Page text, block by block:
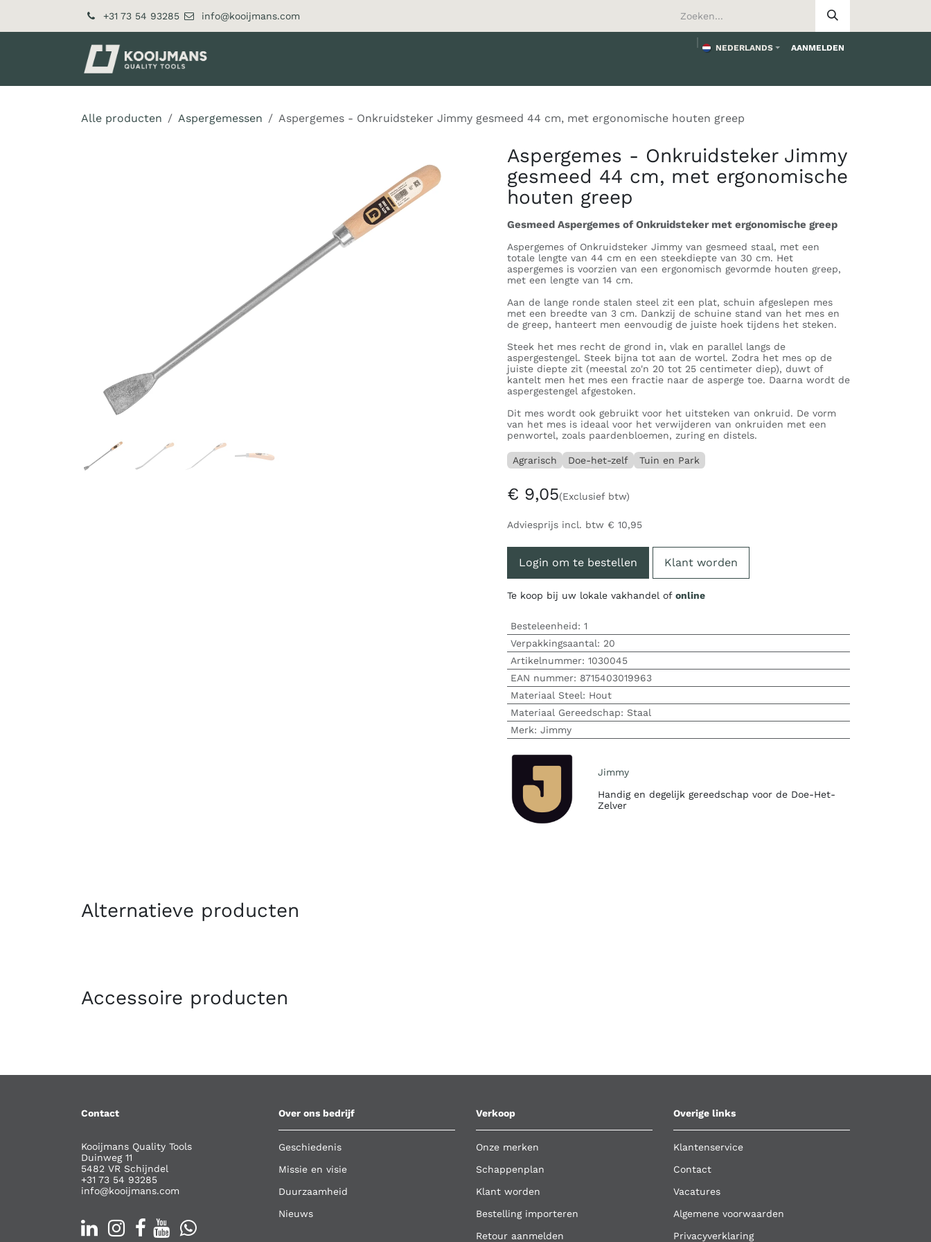
+31 73 54 93285 info@kooijmans.com
NEDERLANDS AANMELDEN
Alle producten Aspergemessen Aspergemes - Onkruidsteker Jimmy gesmeed 44 cm, met ergonomische houten greep
Aspergemes - Onkruidsteker Jimmy
gesmeed 44 cm, met ergonomische
houten greep
Gesmeed Aspergemes of Onkruidsteker met ergonomische greep
Aspergemes of Onkruidsteker Jimmy van gesmeed staal, met een
totale lengte van 44 cm en een steekdiepte van 30 cm. Het
aspergemes is voorzien van een ergonomisch gevormde houten greep,
met een lengte van 14 cm.
Aan de lange ronde stalen steel zit een plat, schuin afgeslepen mes
met een breedte van 3 cm. Dankzij de schuine stand van het mes en
de greep, hanteert men eenvoudig de juiste hoek tijdens het steken.
Steek het mes recht de grond in, vlak en parallel langs de
aspergestengel. Steek bijna tot aan de wortel. Zodra het mes op de
juiste diepte zit (meestal zo'n 20 tot 25 centimeter diep), duwt of
kantelt men het mes een fractie naar de asperge toe. Daarna wordt de
aspergestengel afgestoken.
Dit mes wordt ook gebruikt voor het uitsteken van onkruid. De vorm
van het mes is ideaal voor het verwijderen van onkruiden met een
penwortel, zoals paardenbloemen, zuring en distels.
Agrarisch Doe-het-zelf Tuin en Park
€ 9,05(Exclusief btw)
Adviesprijs incl. btw € 10,95
Login om te bestellen Klant worden
Te koop bij uw lokale vakhandel of online
Besteleenheid: 1
Verpakkingsaantal: 20
Artikelnummer: 1030045
EAN nummer: 8715403019963
Materiaal Steel: Hout
Materiaal Gereedschap: Staal
Merk: Jimmy
Jimmy
Handig en degelijk gereedschap voor de Doe-Het-
Zelver
Alternatieve producten
Accessoire producten
Contact
Kooijmans Quality Tools
Duinweg 11
5482 VR Schijndel
+31 73 54 93285
info@kooijmans.com
Over ons bedrijf
Geschiedenis
Missie en visie
Duurzaamheid
Nieuws
Verkoop
Onze merken
Schappenplan
Klant worden
Bestelling importeren
Retour aanmelden
Overige links
Klantenservice
Contact
Vacatures
Algemene voorwaarden
Privacyverklaring